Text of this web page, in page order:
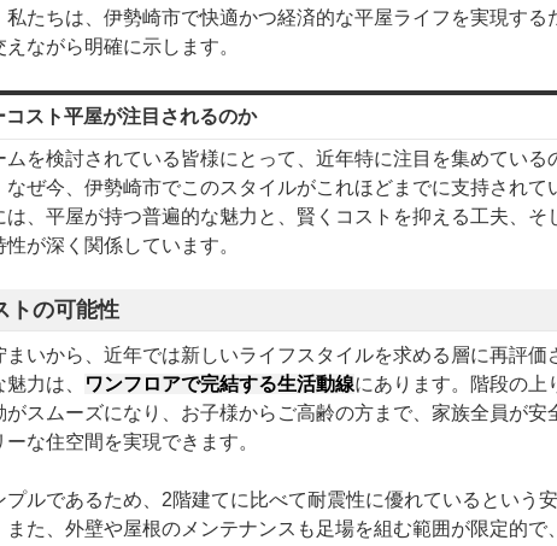
たちは、伊勢崎市で快適かつ経済的な平屋ライフを実現する
ながら明確に示します。
スト平屋が注目されるのか
を検討されている皆様にとって、近年特に注目を集めている
なぜ今、伊勢崎市でこのスタイルがこれほどまでに支持されて
、平屋が持つ普遍的な魅力と、賢くコストを抑える工夫、そ
が深く関係しています。
トの可能性
いから、近年では新しいライフスタイルを求める層に再評価
力は、
ワンフロアで完結する生活動線にあります。階段の上
がスムーズになり、お子様からご高齢の方まで、家族全員が安
な住空間を実現できます。
プルであるため、2階建てに比べて耐震性に優れているという
た、外壁や屋根のメンテナンスも足場を組む範囲が限定的で